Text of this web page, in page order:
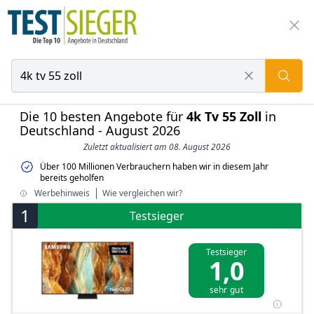
Die 10 besten Angebote für 4k Tv 55 Zoll in
Deutschland - August 2026
Zuletzt aktualisiert am 08. August 2026
Über 100 Millionen Verbrauchern haben wir in diesem Jahr
bereits geholfen
Werbehinweis
Wie vergleichen wir?
1 Testsieger
Testsieger
1,0
sehr gut